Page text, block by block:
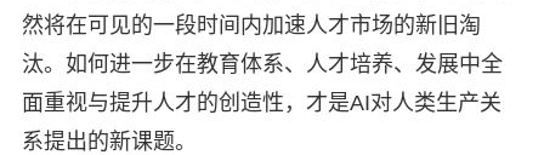
然将在可见的一段时间内加速人才市场的新旧淘
汰。如何进一步在教育体系、人才培养、发展中全
面重视与提升人才的创造性，才是AI对人类生产关
系提出的新课题。